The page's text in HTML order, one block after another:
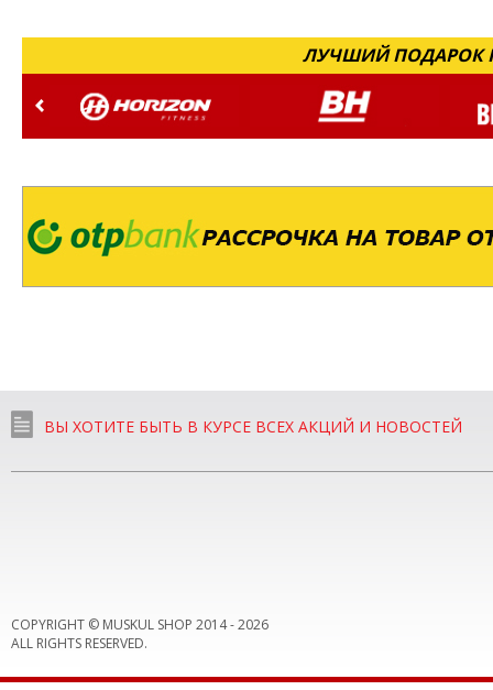
ЛУЧШИЙ ПОДАРОК
ВЫ ХОТИТЕ БЫТЬ В КУРСЕ ВСЕХ АКЦИЙ И НОВОСТЕЙ
COPYRIGHT © MUSKUL SHOP 2014 -2026
ALL RIGHTS RESERVED.